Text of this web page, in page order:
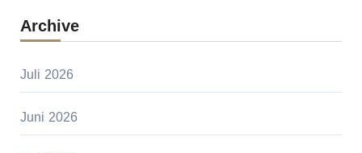
Archive
Juli 2026
Juni 2026